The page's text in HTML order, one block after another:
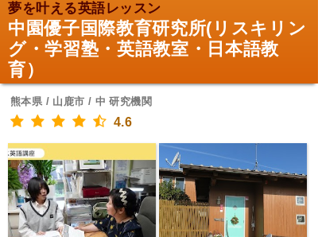
夢を叶える英語レッスン
中園優子国際教育研究所(リスキリン
グ・学習塾・英語教室・日本語教
育）
熊本県 / 山鹿市 / 中 研究機関
4.6